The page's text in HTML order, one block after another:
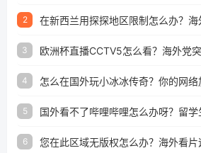
2
3
4 怎么在国外玩小冰冰传奇？你的网络
5
6 您在此区域无版权怎么办？海外看